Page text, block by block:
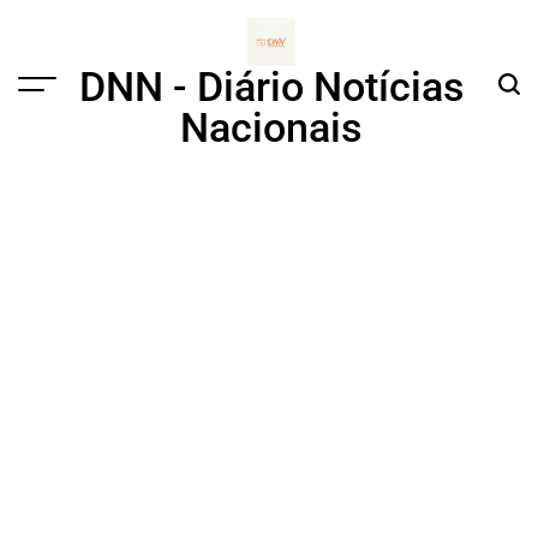
Menu
DNN - Diário Notícias
Nacionais